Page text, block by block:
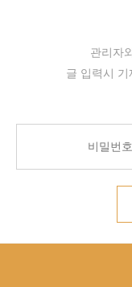
관리자
글 입력시 기